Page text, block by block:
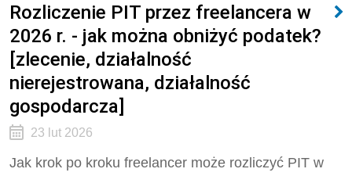
Rozliczenie PIT przez freelancera w
2026 r. - jak można obniżyć podatek?
[zlecenie, działalność
nierejestrowana, działalność
gospodarcza]
23 lut 2026
Jak krok po kroku freelancer może rozliczyć PIT w